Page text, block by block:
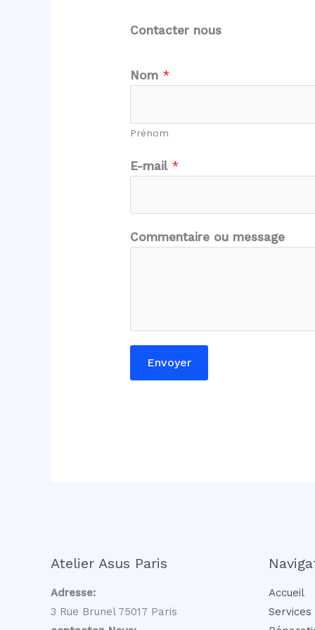
Contacter nous
Nom *
Prénom
N
o
E
-
E
-
E-mail *
Commentaire ou message
Envoyer
Atelier Asus Paris
Adresse:
3 Rue Brunel 75017 Paris
Accueil
Services